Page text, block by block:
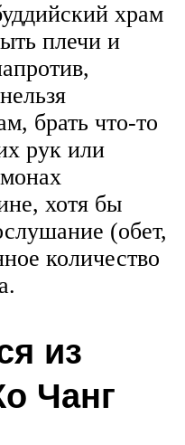
храм
плечи и
брать что-то
рук или
хотя бы
(обет,
количество
из
Чанг